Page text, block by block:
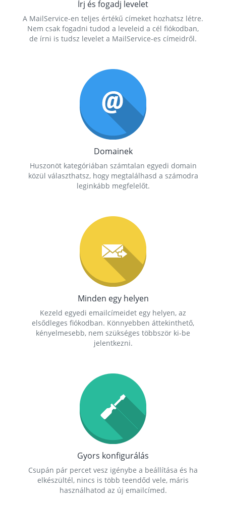
Írj és fogadj levelet
A MailService-en teljes értékű címeket hozhatsz létre.
Nem csak fogadni tudod a leveleid a cél fiókodban,
de írni is tudsz levelet a MailService-es címeidről.
Domainek
Huszonöt kategóriában számtalan egyedi domain
közül választhatsz, hogy megtalálhasd a számodra
leginkább megfelelőt.
Minden egy helyen
Kezeld egyedi emailcímeidet egy helyen, az
elsődleges fiókodban. Könnyebben áttekinthető,
kényelmesebb, nem szükséges többször ki-be
jelentkezni.
Gyors konfigurálás
Csupán pár percet vesz igénybe a beállítása és ha
elkészültél, nincs is több teendőd vele, máris
használhatod az új emailcímed.